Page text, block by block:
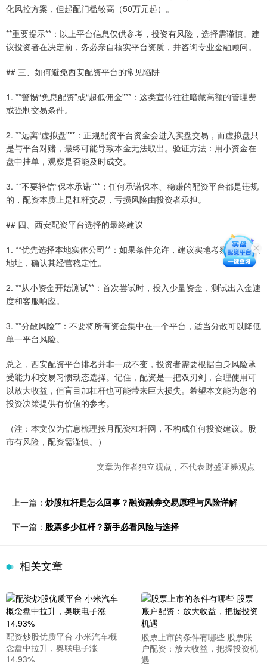
化风控方案，但起配门槛较高（50万元起）。
**重要提示**：以上平台信息仅供参考，投资有风险，选择需谨慎。建
议投资者在决定前，务必亲自核实平台资质，并咨询专业金融顾问。
## 三、如何避免西安配资平台的常见陷阱
1. **警惕“免息配资”或“超低佣金”**：这类宣传往往暗藏高额的管理费
或强制交易条件。
2. **远离“虚拟盘”**：正规配资平台资金会进入实盘交易，而虚拟盘只
是与平台对赌，最终可能导致本金无法取出。验证方法：用小资金在
盘中挂单，观察是否能及时成交。
3. **不要轻信“保本承诺”**：任何承诺保本、稳赚的配资平台都是违规
的，配资本质上是杠杆交易，亏损风险由投资者承担。
## 四、西安配资平台选择的最终建议
1. **优先选择本地实体公司**：如果条件允许，建议实地考察平台办公
地址，确认其经营稳定性。
2. **从小资金开始测试**：首次尝试时，投入少量资金，测试出入金速
度和客服响应。
3. **分散风险**：不要将所有资金集中在一个平台，适当分散可以降低
单一平台风险。
总之，西安配资平台排名并非一成不变，投资者需要根据自身风险承
受能力和交易习惯动态选择。记住，配资是一把双刃剑，合理使用可
以放大收益，但盲目加杠杆也可能带来巨大损失。希望本文能为您的
投资决策提供有价值的参考。
（注：本文仅为信息梳理按月配资杠杆网，不构成任何投资建议。股
市有风险，配资需谨慎。）
文章为作者独立观点，不代表财盛证券观点
上一篇： 炒股杠杆是怎么回事？融资融券交易原理与风险详解
下一篇： 股票多少杠杆？新手必看风险与选择
相关文章
配资炒股优质平台 小米汽车概
念盘中拉升，奥联电子涨
14.93%
股票上市的条件有哪些 股票账
户配资：放大收益，把握投资机
遇